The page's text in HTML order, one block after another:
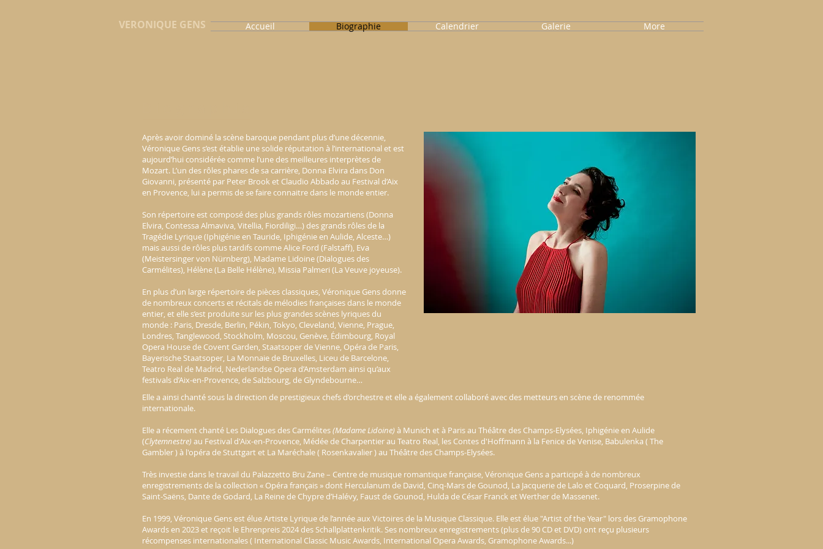
VERONIQUE GENS Accueil Biographie Calendrier Galerie More
Après avoir dominé la scène baroque pendant plus d’une décennie,
Véronique Gens s’est établie une solide réputation à l’international et est
aujourd’hui considérée comme l’une des meilleures interprètes de
Mozart. L’un des rôles phares de sa carrière, Donna Elvira dans Don
Giovanni, présenté par Peter Brook et Claudio Abbado au Festival d’Aix
en Provence, lui a permis de se faire connaitre dans le monde entier.
Son répertoire est composé des plus grands rôles mozartiens (Donna
Elvira, Contessa Almaviva, Vitellia, Fiordiligi…) des grands rôles de la
Tragédie Lyrique (Iphigénie en Tauride, Iphigénie en Aulide, Alceste…)
mais aussi de rôles plus tardifs comme Alice Ford (Falstaff), Eva
(Meistersinger von Nürnberg), Madame Lidoine (Dialogues des
Carmélites), Hélène (La Belle Hélène), Missia Palmeri (La Veuve joyeuse).
En plus d’un large répertoire de pièces classiques, Véronique Gens donne
de nombreux concerts et récitals de mélodies françaises dans le monde
entier, et elle s’est produite sur les plus grandes scènes lyriques du
monde : Paris, Dresde, Berlin, Pékin, Tokyo, Cleveland, Vienne, Prague,
Londres, Tanglewood, Stockholm, Moscou, Genève, Édimbourg, Royal
Opera House de Covent Garden, Staatsoper de Vienne, Opéra de Paris,
Bayerische Staatsoper, La Monnaie de Bruxelles, Liceu de Barcelone,
Teatro Real de Madrid, Nederlandse Opera d’Amsterdam ainsi qu’aux
festivals d’Aix-en-Provence, de Salzbourg, de Glyndebourne…
Elle a ainsi chanté sous la direction de prestigieux chefs d’orchestre et elle a également collaboré avec des metteurs en scène de renommée
internationale.
Elle a récement chanté Les Dialogues des Carmélites(Madame Lidoine) à Munich et à Paris au Théâtre des Champs-Elysées, Iphigénie en Aulide
(Clytemnestre) au Festival d'Aix-en-Provence, Médée de Charpentier au Teatro Real, les Contes d'Hoffmann à la Fenice de Venise, Babulenka ( The
Gambler ) à l'opéra de Stuttgart et La Maréchale ( Rosenkavalier ) au Théâtre des Champs-Elysées.
Très investie dans le travail du Palazzetto Bru Zane – Centre de musique romantique française, Véronique Gens a participé à de nombreux
enregistrements de la collection « Opéra français » dont Herculanum de David, Cinq-Mars de Gounod, La Jacquerie de Lalo et Coquard, Proserpine de
Saint-Saëns, Dante de Godard, La Reine de Chypre d’Halévy, Faust de Gounod, Hulda de César Franck et Werther de Massenet.
En 1999, Véronique Gens est élue Artiste Lyrique de l’année aux Victoires de la Musique Classique. Elle est élue "Artist of the Year" lors des Gramophone
Awards en 2023 et reçoit le Ehrenpreis 2024 des Schallplattenkritik. Ses nombreux enregistrements (plus de 90 CD et DVD) ont reçu plusieurs
récompenses internationales ( International Classic Music Awards, International Opera Awards, Gramophone Awards...)